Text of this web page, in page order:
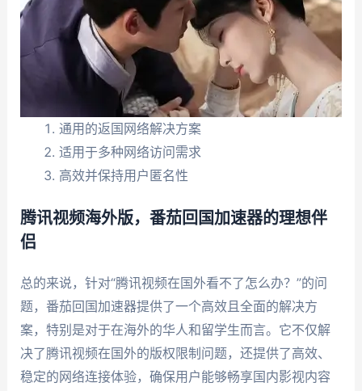
通用的返国网络解决方案
适用于多种网络访问需求
高效并保持用户匿名性
腾讯视频海外版，番茄回国加速器的理想伴
侣
总的来说，针对“腾讯视频在国外看不了怎么办？”的问
题，番茄回国加速器提供了一个高效且全面的解决方
案，特别是对于在海外的华人和留学生而言。它不仅解
决了腾讯视频在国外的版权限制问题，还提供了高效、
稳定的网络连接体验，确保用户能够畅享国内影视内容